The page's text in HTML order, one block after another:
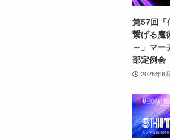
第57回「
繋げる魔
～」マー
部定例会
2026年6